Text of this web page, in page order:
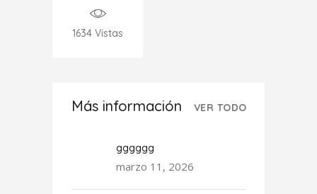
1634 Vistas
Más información VER TODO
gggggg
marzo 11, 2026